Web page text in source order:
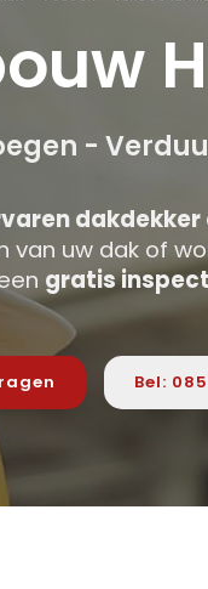
-
van uw dak of
gratis
Bel: